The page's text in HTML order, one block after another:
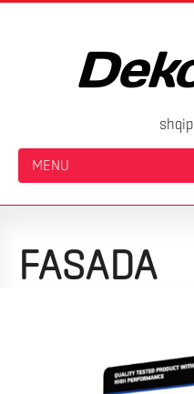
shqip
MENU
FASADA